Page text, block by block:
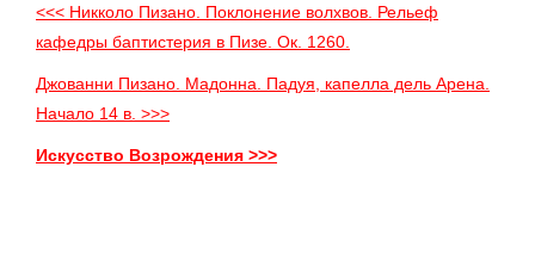
<<< Никколо Пизано. Поклонение волхвов. Рельеф
кафедры баптистерия в Пизе. Ок. 1260.
Джованни Пизано. Мадонна. Падуя, капелла дель Арена.
Начало 14 в. >>>
Искусство Возрождения >>>